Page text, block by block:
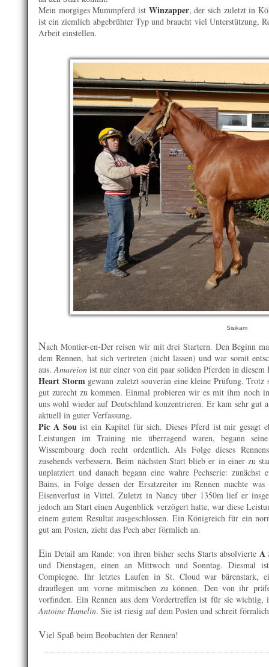
Mein morgiges Mummpferd ist Winzapper, der sich zuletzt in
ist ein ziemlich abgebrühter Typ und braucht viel Unterstützung,
Arbeit einstellen.
Sisikam
Nach Montier-en-Der reisen wir mit drei Startern. Den Beginn
dem Rennen, hat sich vertreten (nicht lassen) und war somit
aus.Amareion ist nur einer von ein paar soliden Pferden in diesem
Heart Stormgewann zuletzt souverän eine kleine Prüfung. Trotz
gut zurecht zu kommen. Einmal probieren wir es mit ihm noch
uns wohl wieder auf Deutschland konzentrieren. Er kam sehr gut
aktuell in guter Verfassung.
Pic A Souist ein Kapitel für sich. Dieses Pferd ist mir gesagt
Leistungen im Training nie überragend waren, begann
Wissembourg doch recht ordentlich. Als Folge dieses
zusehends verbessern. Beim nächsten Start blieb er in einer zu
unplatziert und danach begann eine wahre Pechserie:
Bains, in Folge dessen der Ersatzreiter im Rennen machte
Eisenverlust in Vittel. Zuletzt in Nancy über 1350m lief er
jedoch am Start einen Augenblick verzögert hatte, war diese
einem gutem Resultat ausgeschlossen. Ein Königreich für ein
gut am Posten, zieht das Pech aber förmlich an.
Ein Detail am Rande: von ihren bisher sechs Starts absolvierte A
und Dienstagen, einen an Mittwoch und Sonntag. Diesmal
Compiegne. Ihr letztes Laufen in St. Cloud war bärenstark,
drauflegen um vorne mitmischen zu können. Den von ihr
vorfinden. Ein Rennen aus dem Vordertreffen ist für sie
Antoine Hamelin. Sie ist riesig auf dem Posten und schreit
Viel Spaß beim Beobachten der Rennen!